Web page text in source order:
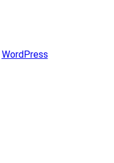
WordPress